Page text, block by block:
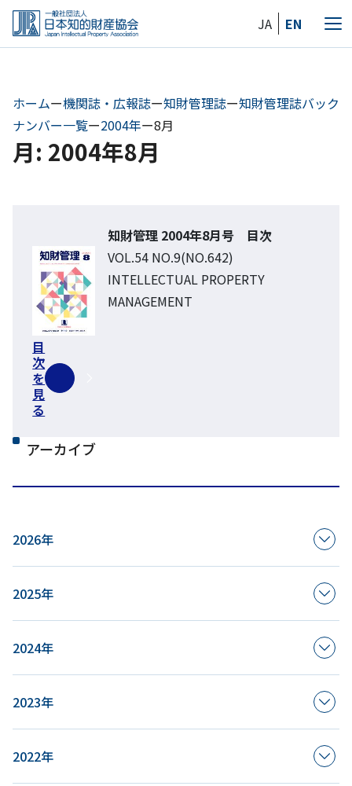
Skip
the
JA EN
メ
ー
ホームー機関誌・広報誌ー知財管理誌ー知財管理誌バック
ナンバー一覧ー2004年ー8月
月: 2004年8月
知財管理 2004年8月号 目次
VOL.54 NO.9(NO.642)
INTELLECTUAL PROPERTY
MANAGEMENT
目
次
を
見
る
アーカイブ
2026年
2025年
2024年
2023年
2022年